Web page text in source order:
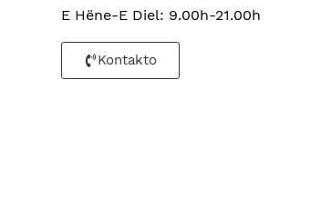
E Hëne-E Diel: 9.00h-21.00h
Kontakto